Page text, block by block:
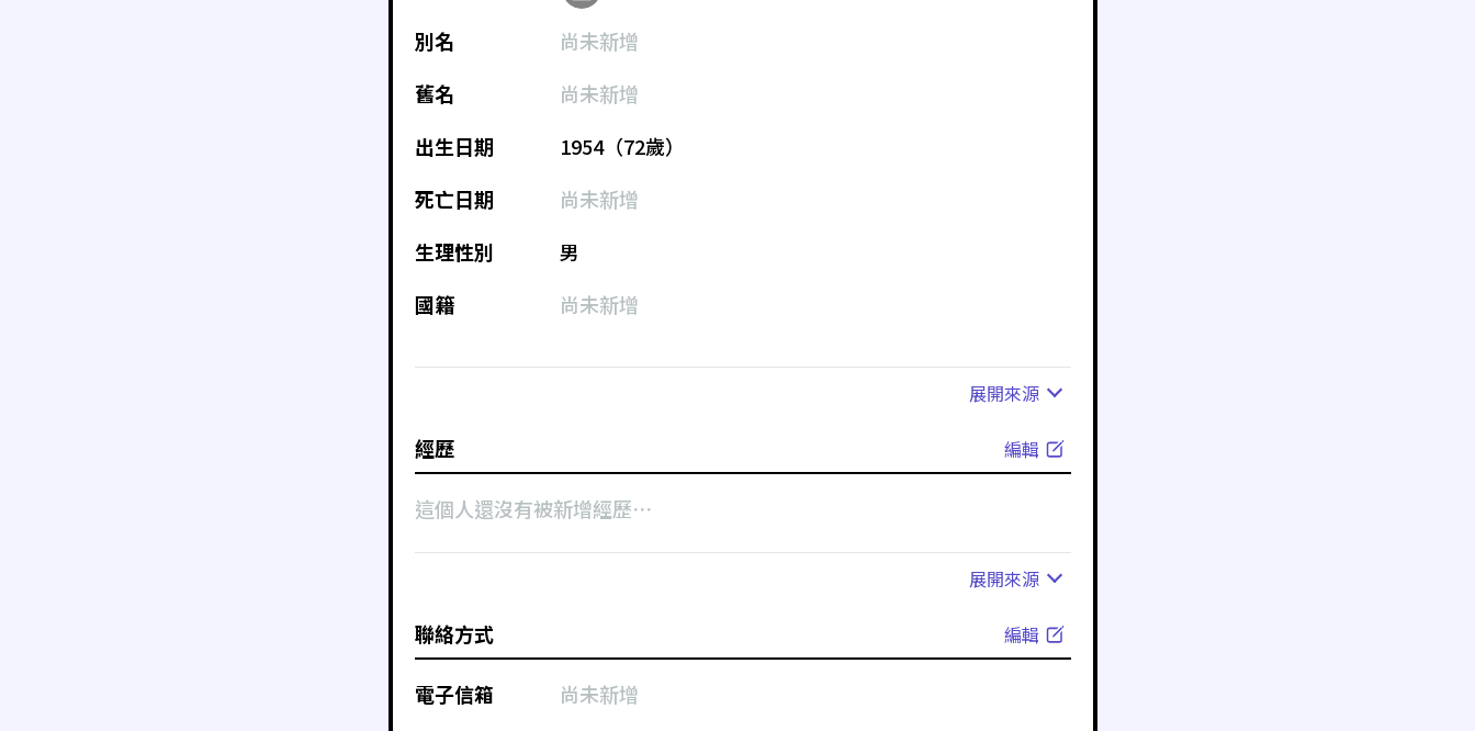
別名
尚未新增
舊名
尚未新增
出生日期
1954（72歲）
死亡日期
尚未新增
生理性別
男
國籍
尚未新增
展開來源
經歷 編輯
這個人還沒有被新增經歷⋯
展開來源
聯絡方式 編輯
電子信箱
尚未新增